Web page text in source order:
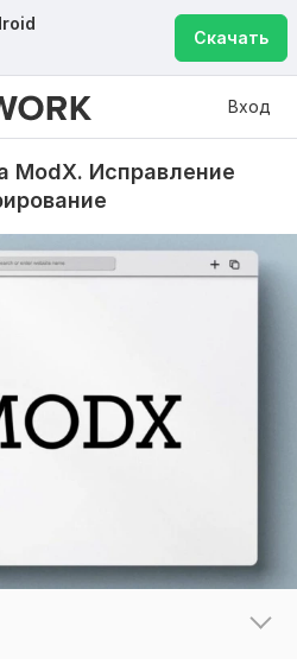
Скачать
Вход
ModX. Исправление